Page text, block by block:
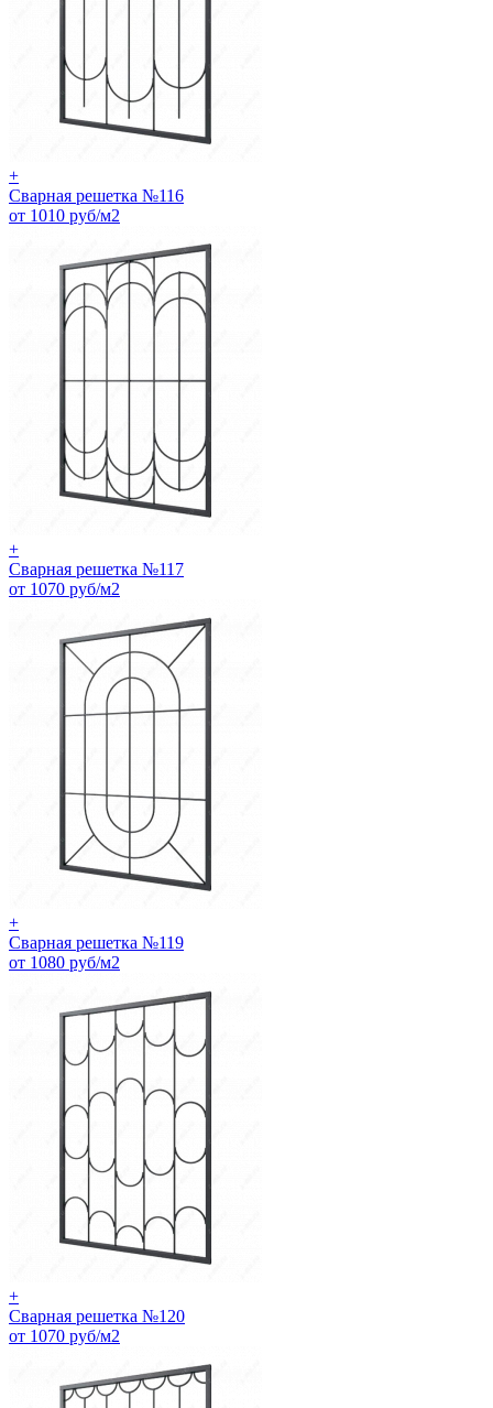
+
Сварная решетка №116
от 1010 руб/м2
+
Сварная решетка №117
от 1070 руб/м2
+
Сварная решетка №119
от 1080 руб/м2
+
Сварная решетка №120
от 1070 руб/м2